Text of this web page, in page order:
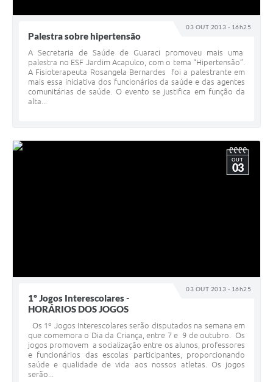
03 OUT 2013 - 16h25
Palestra sobre hipertensão
A Secretaria de Saúde de Guaraci promoveu mais uma
palestra no ESF Jardim Acapulco, com o tema “Hipertensão”.
A Fisioterapeuta Rosangela Bernardes foi a palestrante em
mais essa iniciativa dos funcionários da saúde e das agentes
comunitárias de saúde. O evento se justifica em função da
alta...
03 OUT 2013 - 16h25
OUT
03
1º Jogos Interescolares -
HORÁRIOS DOS JOGOS
Os 1º Jogos Interescolares serão disputados na semana em
que comemora o Dia da Criança, entre 7 e 9 de outubro. Os
jogos promovem a socialização entre os alunos, professores
e funcionários das escolas participantes, proporcionando
saúde e qualidade de vida aos nossos atletas. Os jogos
serão...